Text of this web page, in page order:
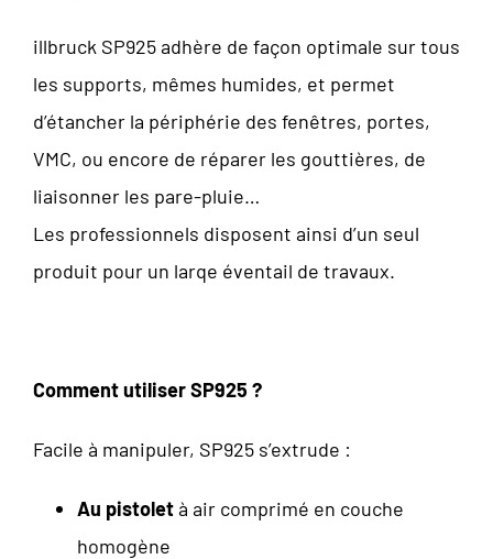
illbruck SP925 adhère de façon optimale sur tous
les supports, mêmes humides, et permet
d’étancher la périphérie des fenêtres, portes,
VMC, ou encore de réparer les gouttières, de
liaisonner les pare-pluie…
Les professionnels disposent ainsi d’un seul
produit pour un larqe éventail de travaux.
Comment utiliser SP925 ?
Facile à manipuler, SP925 s’extrude :
Au pistoletà air comprimé en couche
homogène